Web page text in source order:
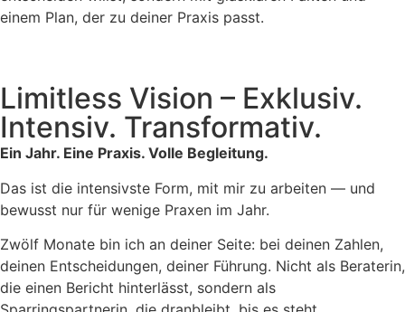
einem Plan, der zu deiner Praxis passt.
Limitless Vision – Exklusiv.
Intensiv. Transformativ.
Ein Jahr. Eine Praxis. Volle Begleitung.
Das ist die intensivste Form, mit mir zu arbeiten — und
bewusst nur für wenige Praxen im Jahr.
Zwölf Monate bin ich an deiner Seite: bei deinen Zahlen,
deinen Entscheidungen, deiner Führung. Nicht als Beraterin,
die einen Bericht hinterlässt, sondern als